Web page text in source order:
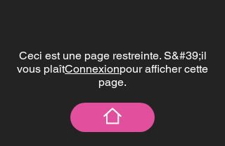
Ceci est une page restreinte. S&#39;il
vous plaîtConnexionpour afficher cette
page.